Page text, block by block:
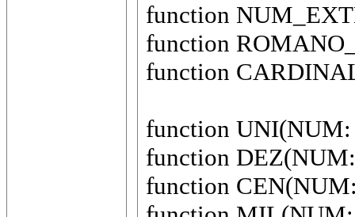
function
function
function
function
function
function